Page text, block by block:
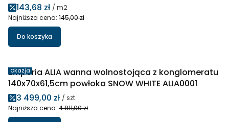
Cena promocyjna
143,68 zł / m2
Najniższa cena: 145,00 zł
Do koszyka
Okazja
Emporia ALIA wanna wolnostojąca z konglomeratu
140x70x61,5cm powłoka SNOW WHITE ALIA0001
Cena promocyjna
3 499,00 zł / szt.
Najniższa cena: 4 811,00 zł